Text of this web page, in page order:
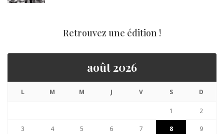
Retrouvez une édition !
août 2026
L M M J V S D
1 2
3 4 5 6 7 8 9